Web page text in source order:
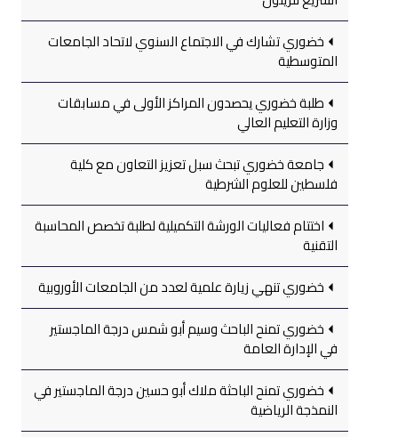
خضوري تشارك في الاجتماع السنوي لاتحاد الجامعات
المتوسطية
طلبة خضوري يحصدون المراكز الأولى في مسابقات
وزارة التعليم العالي
جامعة خضوري تبحث سبل تعزيز التعاون مع كلية
فلسطين للعلوم الشرطية
اختتام فعاليات الورشة التكميلية لطلبة تخصص المحاسبة
التقنية
خضوري تنهي زيارة علمية لعدد من الجامعات الأوروبية
خضوري تمنح الباحث وسيم أبو شمس درجة الماجستير
في الإدارة العامة
خضوري تمنح الباحثة ملاك أبو حسين درجة الماجستير في
النمذجة الرياضية